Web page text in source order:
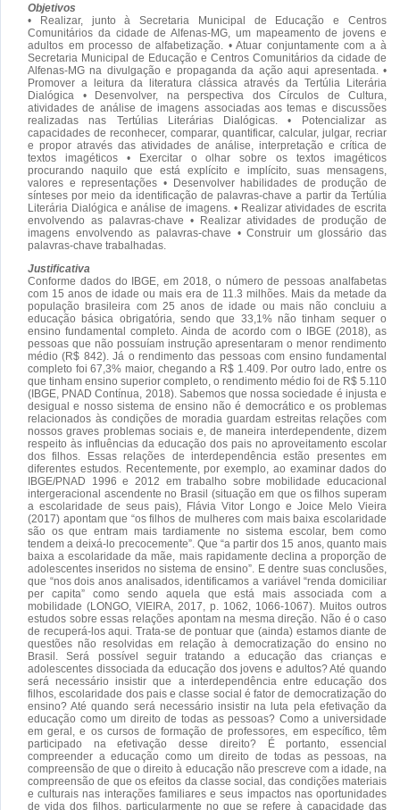
Objetivos
• Realizar, junto à Secretaria Municipal de Educação e Centros
Comunitários da cidade de Alfenas-MG, um mapeamento de jovens e
adultos em processo de alfabetização. • Atuar conjuntamente com a à
Secretaria Municipal de Educação e Centros Comunitários da cidade de
Alfenas-MG na divulgação e propaganda da ação aqui apresentada. •
Promover a leitura da literatura clássica através da Tertúlia Literária
Dialógica • Desenvolver, na perspectiva dos Círculos de Cultura,
atividades de análise de imagens associadas aos temas e discussões
realizadas nas Tertúlias Literárias Dialógicas. • Potencializar as
capacidades de reconhecer, comparar, quantificar, calcular, julgar, recriar
e propor através das atividades de análise, interpretação e crítica de
textos imagéticos • Exercitar o olhar sobre os textos imagéticos
procurando naquilo que está explícito e implícito, suas mensagens,
valores e representações • Desenvolver habilidades de produção de
sínteses por meio da identificação de palavras-chave a partir da Tertúlia
Literária Dialógica e análise de imagens. • Realizar atividades de escrita
envolvendo as palavras-chave • Realizar atividades de produção de
imagens envolvendo as palavras-chave • Construir um glossário das
palavras-chave trabalhadas.
Justificativa
Conforme dados do IBGE, em 2018, o número de pessoas analfabetas
com 15 anos de idade ou mais era de 11.3 milhões. Mais da metade da
população brasileira com 25 anos de idade ou mais não concluiu a
educação básica obrigatória, sendo que 33,1% não tinham sequer o
ensino fundamental completo. Ainda de acordo com o IBGE (2018), as
pessoas que não possuíam instrução apresentaram o menor rendimento
médio (R$ 842). Já o rendimento das pessoas com ensino fundamental
completo foi 67,3% maior, chegando a R$ 1.409. Por outro lado, entre os
que tinham ensino superior completo, o rendimento médio foi de R$ 5.110
(IBGE, PNAD Contínua, 2018). Sabemos que nossa sociedade é injusta e
desigual e nosso sistema de ensino não é democrático e os problemas
relacionados às condições de moradia guardam estreitas relações com
nossos graves problemas sociais e, de maneira interdependente, dizem
respeito às influências da educação dos pais no aproveitamento escolar
dos filhos. Essas relações de interdependência estão presentes em
diferentes estudos. Recentemente, por exemplo, ao examinar dados do
IBGE/PNAD 1996 e 2012 em trabalho sobre mobilidade educacional
intergeracional ascendente no Brasil (situação em que os filhos superam
a escolaridade de seus pais), Flávia Vitor Longo e Joice Melo Vieira
(2017) apontam que “os filhos de mulheres com mais baixa escolaridade
são os que entram mais tardiamente no sistema escolar, bem como
tendem a deixá-lo precocemente”. Que “a partir dos 15 anos, quanto mais
baixa a escolaridade da mãe, mais rapidamente declina a proporção de
adolescentes inseridos no sistema de ensino”. E dentre suas conclusões,
que “nos dois anos analisados, identificamos a variável “renda domiciliar
per capita” como sendo aquela que está mais associada com a
mobilidade (LONGO, VIEIRA, 2017, p. 1062, 1066-1067). Muitos outros
estudos sobre essas relações apontam na mesma direção. Não é o caso
de recuperá-los aqui. Trata-se de pontuar que (ainda) estamos diante de
questões não resolvidas em relação à democratização do ensino no
Brasil. Será possível seguir tratando a educação das crianças e
adolescentes dissociada da educação dos jovens e adultos? Até quando
será necessário insistir que a interdependência entre educação dos
filhos, escolaridade dos pais e classe social é fator de democratização do
ensino? Até quando será necessário insistir na luta pela efetivação da
educação como um direito de todas as pessoas? Como a universidade
em geral, e os cursos de formação de professores, em específico, têm
participado na efetivação desse direito? É portanto, essencial
compreender a educação como um direito de todas as pessoas, na
compreensão de que o direito à educação não prescreve com a idade, na
compreensão de que os efeitos da classe social, das condições materiais
e culturais nas interações familiares e seus impactos nas oportunidades
de vida dos filhos, particularmente no que se refere à capacidade das